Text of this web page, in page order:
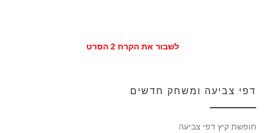
לשבור את הקרח 2 הסרט
דפי צביעה ומשחק חדשים
חופשת קיץ דפי צביעה